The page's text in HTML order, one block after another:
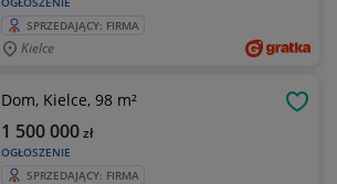
SPRZEDAJĄCY: FIRMA
Kielce
Dom, Kielce, 98 m²
OGŁOSZENIE
1 500 000zł
SPRZEDAJĄCY: FIRMA